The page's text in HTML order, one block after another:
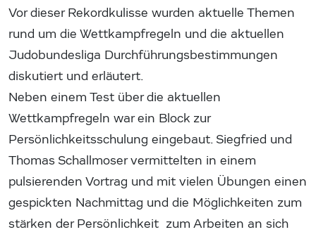
Vor dieser Rekordkulisse wurden aktuelle Themen
rund um die Wettkampfregeln und die aktuellen
Judobundesliga Durchführungsbestimmungen
diskutiert und erläutert.
Neben einem Test über die aktuellen
Wettkampfregeln war ein Block zur
Persönlichkeitsschulung eingebaut. Siegfried und
Thomas Schallmoser vermittelten in einem
pulsierenden Vortrag und mit vielen Übungen einen
gespickten Nachmittag und die Möglichkeiten zum
stärken der Persönlichkeit zum Arbeiten an sich